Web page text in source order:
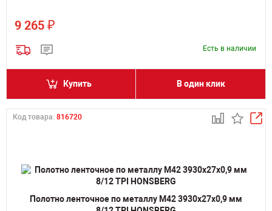
9 265 ₽
Есть в наличии
Купить В один клик
Код товара: 816720
Полотно ленточное по металлу M42 3930х27х0,9 мм